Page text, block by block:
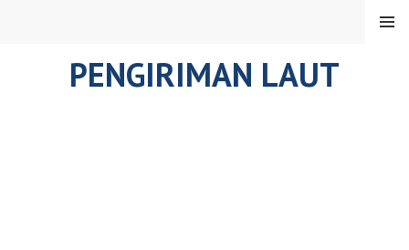
PENGIRIMAN LAUT
MENU